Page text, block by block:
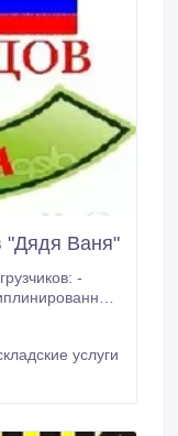
"Дядя Ваня"
перевозки.
услуги